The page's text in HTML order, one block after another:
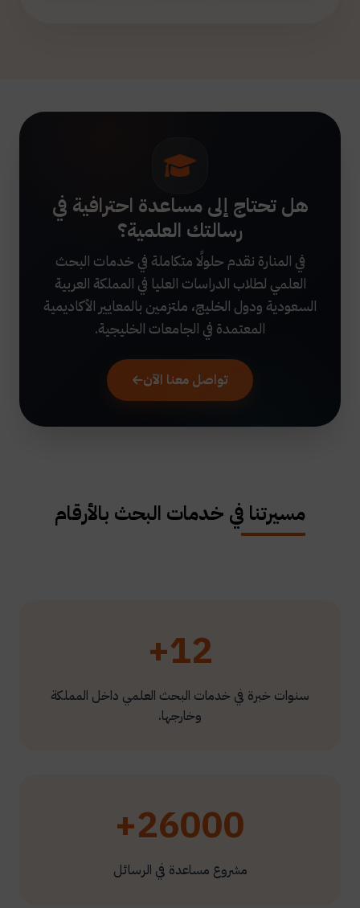
هل تحتاج إلى مساعدة احترافية في
رسالتك العلمية؟
في المنارة نقدم حلولًا متكاملة في خدمات البحث
العلمي لطلاب الدراسات العليا في المملكة العربية
السعودية ودول الخليج، ملتزمين بالمعايير الأكاديمية
المعتمدة في الجامعات الخليجية.
تواصل معنا الآن
مسيرتنا في خدمات البحث بالأرقام
12+
سنوات خبرة في خدمات البحث العلمي داخل المملكة
وخارجها.
26000+
مشروع مساعدة في الرسائل